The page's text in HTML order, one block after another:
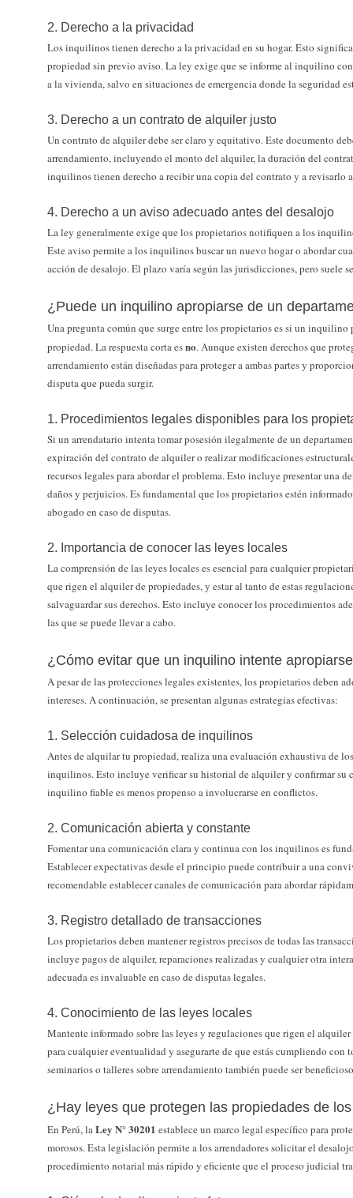
2. Derecho a la privacidad
Los inquilinos tienen derecho a la privacidad en su hogar. Esto
propiedad sin previo aviso. La ley exige que se informe al inquilino
a la vivienda, salvo en situaciones de emergencia donde la seguridad
3. Derecho a un contrato de alquiler justo
Un contrato de alquiler debe ser claro y equitativo. Este documento
arrendamiento, incluyendo el monto del alquiler, la duración del
inquilinos tienen derecho a recibir una copia del contrato y a revisarlo
4. Derecho a un aviso adecuado antes del desalojo
La ley generalmente exige que los propietarios notifiquen a los
Este aviso permite a los inquilinos buscar un nuevo hogar o abordar
acción de desalojo. El plazo varía según las jurisdicciones, pero suele
¿Puede un inquilino apropiarse de un
Una pregunta común que surge entre los propietarios es si un inquilino
propiedad. La respuesta corta esno. Aunque existen derechos que
arrendamiento están diseñadas para proteger a ambas partes y
disputa que pueda surgir.
1. Procedimientos legales disponibles para los
Si un arrendatario intenta tomar posesión ilegalmente de un
expiración del contrato de alquiler o realizar modificaciones
recursos legales para abordar el problema. Esto incluye presentar una
daños y perjuicios. Es fundamental que los propietarios estén
abogado en caso de disputas.
2. Importancia de conocer las leyes locales
La comprensión de las leyes locales es esencial para cualquier
que rigen el alquiler de propiedades, y estar al tanto de estas
salvaguardar sus derechos. Esto incluye conocer los procedimientos
las que se puede llevar a cabo.
¿Cómo evitar que un inquilino intente
A pesar de las protecciones legales existentes, los propietarios deben
intereses. A continuación, se presentan algunas estrategias efectivas:
1. Selección cuidadosa de inquilinos
Antes de alquilar tu propiedad, realiza una evaluación exhaustiva de
inquilinos. Esto incluye verificar su historial de alquiler y confirmar su
inquilino fiable es menos propenso a involucrarse en conflictos.
2. Comunicación abierta y constante
Fomentar una comunicación clara y continua con los inquilinos es
Establecer expectativas desde el principio puede contribuir a una
recomendable establecer canales de comunicación para abordar
3. Registro detallado de transacciones
Los propietarios deben mantener registros precisos de todas las
incluye pagos de alquiler, reparaciones realizadas y cualquier otra
adecuada es invaluable en caso de disputas legales.
4. Conocimiento de las leyes locales
Mantente informado sobre las leyes y regulaciones que rigen el
para cualquier eventualidad y asegurarte de que estás cumpliendo con
seminarios o talleres sobre arrendamiento también puede ser
¿Hay leyes que protegen las propiedades de
En Perú, laLey N° 30201 establece un marco legal específico para
morosos. Esta legislación permite a los arrendadores solicitar el
procedimiento notarial más rápido y eficiente que el proceso judicial